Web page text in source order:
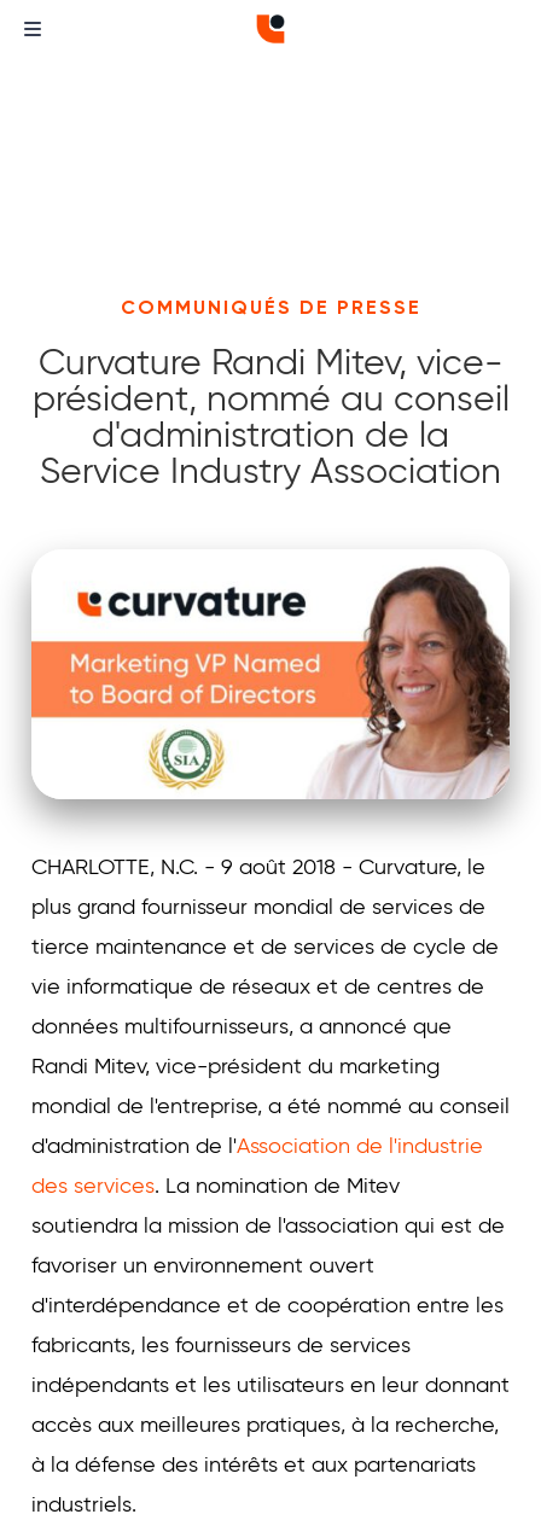
COMMUNIQUÉS DE PRESSE
Curvature Randi Mitev, vice-
président, nommé au conseil
d'administration de la
Service Industry Association
CHARLOTTE, N.C. - 9 août 2018 - Curvature, le
plus grand fournisseur mondial de services de
tierce maintenance et de services de cycle de
vie informatique de réseaux et de centres de
données multifournisseurs, a annoncé que
Randi Mitev, vice-président du marketing
mondial de l'entreprise, a été nommé au conseil
d'administration de l'Association de l'industrie
des services. La nomination de Mitev
soutiendra la mission de l'association qui est de
favoriser un environnement ouvert
d'interdépendance et de coopération entre les
fabricants, les fournisseurs de services
indépendants et les utilisateurs en leur donnant
accès aux meilleures pratiques, à la recherche,
à la défense des intérêts et aux partenariats
industriels.